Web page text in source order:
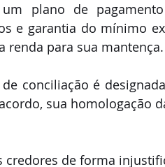
um plano de
e garantia do mínimo
renda para sua mantença.
conciliação é
sua homologação
de forma